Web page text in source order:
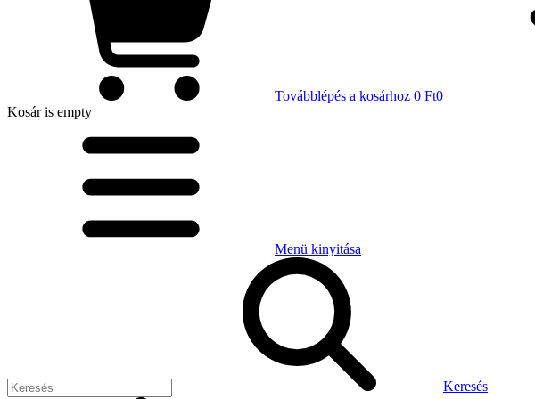
Továbblépés a kosárhoz 0 Ft0
Kosáris empty
Menü kinyitása
Keresés